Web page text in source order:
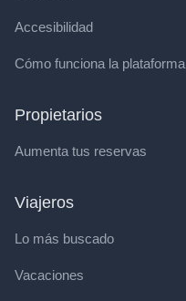
Accesibilidad
Cómo funciona la plataforma
Propietarios
Aumenta tus reservas
Viajeros
Lo más buscado
Vacaciones